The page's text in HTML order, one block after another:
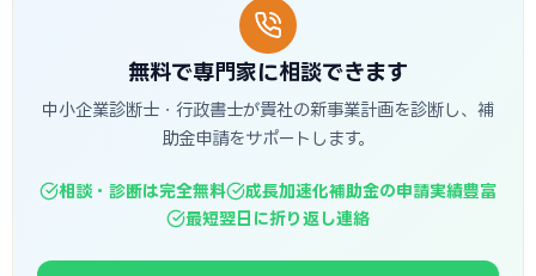
無料で専門家に相談できます
中小企業診断士・行政書士が貴社の新事業計画を診断し、補
助金申請をサポートします。
相談・診断は完全無料
成長加速化補助金の申請実績豊富
最短翌日に折り返し連絡